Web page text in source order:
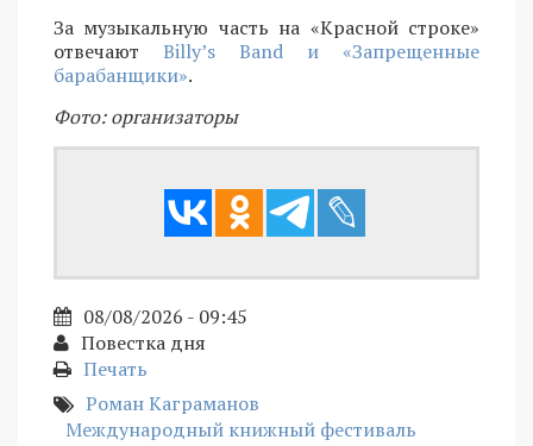
За музыкальную часть на «Красной строке»
отвечают Billy’s Band и «Запрещенные
барабанщики».
Фото: организаторы
08/08/2026 - 09:45
Повестка дня
Печать
Роман Каграманов
Международный книжный фестиваль